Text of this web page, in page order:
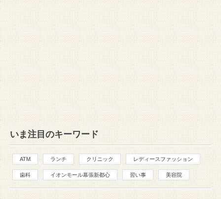
いま注目のキーワード
ATM ランチ クリニック レディースファッション
歯科 イオンモール幕張新都心 習い事 美容院